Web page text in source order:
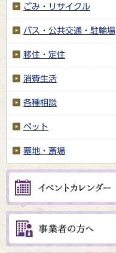
ごみ・リサイクル
バス・公共交通・駐輪場
移住・定住
消費生活
各種相談
ペット
墓地・斎場